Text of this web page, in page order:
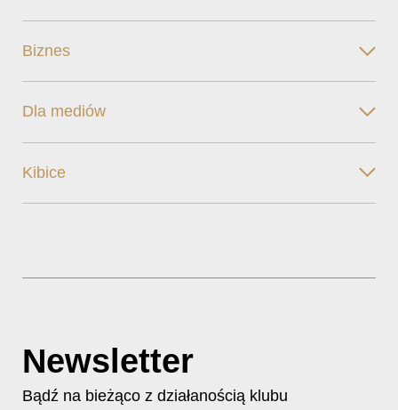
Biznes
Dla mediów
Kibice
Newsletter
Bądź na bieżąco z działanością klubu